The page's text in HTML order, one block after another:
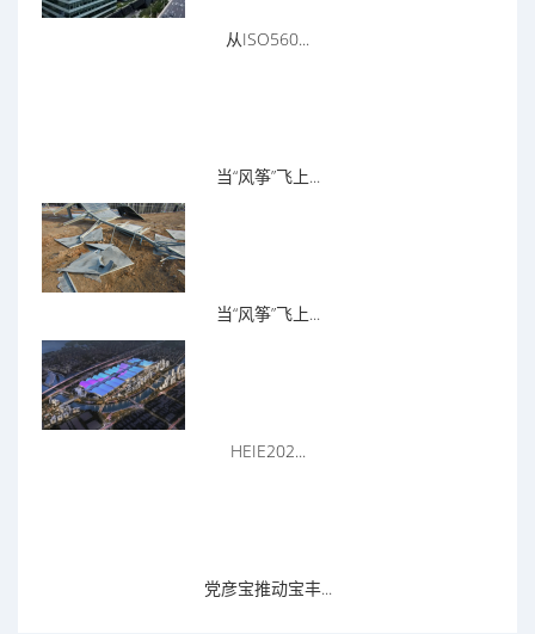
从ISO560...
当“风筝”飞上...
当“风筝”飞上...
HEIE202...
党彦宝推动宝丰...